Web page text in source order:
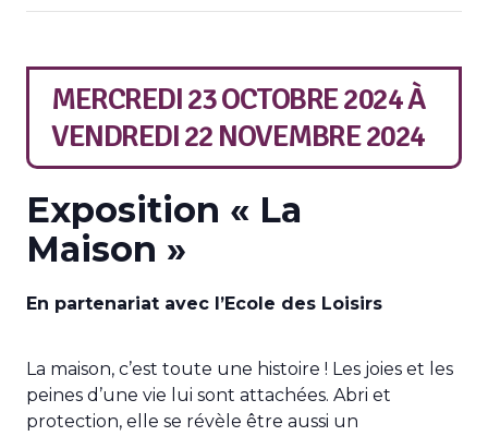
MERCREDI 23 OCTOBRE 2024À
VENDREDI 22 NOVEMBRE 2024
Exposition « La
Maison »
En partenariat avec l’Ecole des Loisirs
La maison, c’est toute une histoire ! Les joies et les
peines d’une vie lui sont attachées. Abri et
protection, elle se révèle être aussi un